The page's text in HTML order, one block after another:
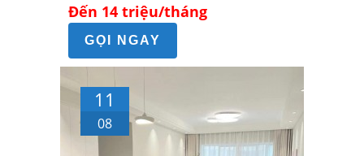
Đến 14 triệu/tháng
GỌI NGAY
11
08